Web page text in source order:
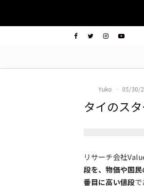
Yuko · 05/30/
タイのス
リサーチ会社
段を、物価や国
番目に高い値段で